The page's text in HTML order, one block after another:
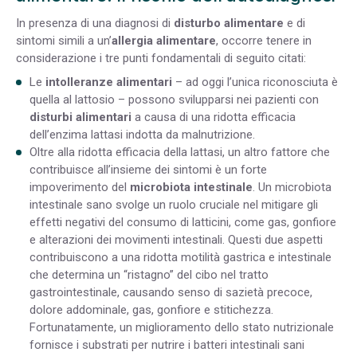
In presenza di una diagnosi di disturbo alimentare e di
sintomi simili a un’allergia alimentare, occorre tenere in
considerazione i tre punti fondamentali di seguito citati:
Le intolleranze alimentari – ad oggi l’unica riconosciuta è
quella al lattosio – possono svilupparsi nei pazienti con
disturbi alimentari a causa di una ridotta efficacia
dell’enzima lattasi indotta da malnutrizione.
Oltre alla ridotta efficacia della lattasi, un altro fattore che
contribuisce all’insieme dei sintomi è un forte
impoverimento del microbiota intestinale. Un microbiota
intestinale sano svolge un ruolo cruciale nel mitigare gli
effetti negativi del consumo di latticini, come gas, gonfiore
e alterazioni dei movimenti intestinali. Questi due aspetti
contribuiscono a una ridotta motilità gastrica e intestinale
che determina un “ristagno” del cibo nel tratto
gastrointestinale, causando senso di sazietà precoce,
dolore addominale, gas, gonfiore e stitichezza.
Fortunatamente, un miglioramento dello stato nutrizionale
fornisce i substrati per nutrire i batteri intestinali sani